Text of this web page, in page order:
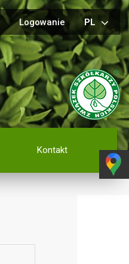
Logowanie PL
Kontakt